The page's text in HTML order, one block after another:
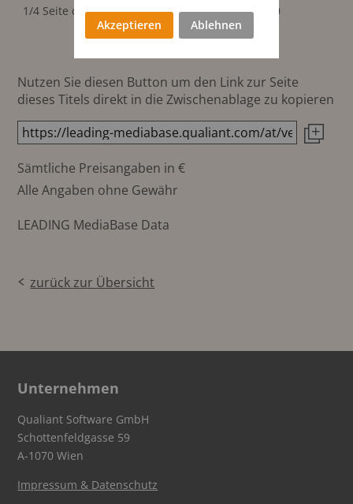
1/4 Seite quer 350
Nutzen Sie diesen Button um den Link zur Seite
dieses Titels direkt in die Zwischenablage zu kopieren
Sämtliche Preisangaben in €
Alle Angaben ohne Gewähr
LEADING MediaBase Data
zurück zur Übersicht
Unternehmen
Qualiant Software GmbH
Schottenfeldgasse 59
A-1070 Wien
Impressum & Datenschutz
Akzeptieren Ablehnen